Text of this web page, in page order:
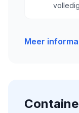
Meer